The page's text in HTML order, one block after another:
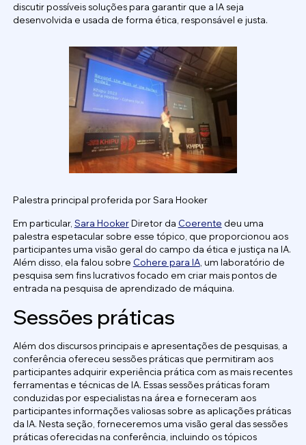
discutir possíveis soluções para garantir que a IA seja
desenvolvida e usada de forma ética, responsável e justa.
Palestra principal proferida por Sara Hooker
Em particular, Sara HookerDiretor da Coerente deu uma
palestra espetacular sobre esse tópico, que proporcionou aos
participantes uma visão geral do campo da ética e justiça na IA.
Além disso, ela falou sobre Cohere para IA, um laboratório de
pesquisa sem fins lucrativos focado em criar mais pontos de
entrada na pesquisa de aprendizado de máquina.
Sessões práticas
Além dos discursos principais e apresentações de pesquisas, a
conferência ofereceu sessões práticas que permitiram aos
participantes adquirir experiência prática com as mais recentes
ferramentas e técnicas de IA. Essas sessões práticas foram
conduzidas por especialistas na área e forneceram aos
participantes informações valiosas sobre as aplicações práticas
da IA. Nesta seção, forneceremos uma visão geral das sessões
práticas oferecidas na conferência, incluindo os tópicos